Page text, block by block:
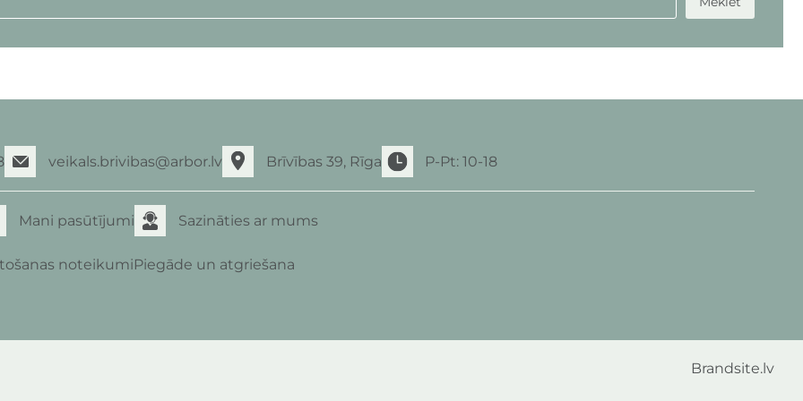
veikals.brivibas@arbor.lv Brīvības 39, Rīga P-Pt: 10-18
Mani pasūtījumi Sazināties ar mums
noteikumiPiegāde un atgriešana
Brandsite.lv